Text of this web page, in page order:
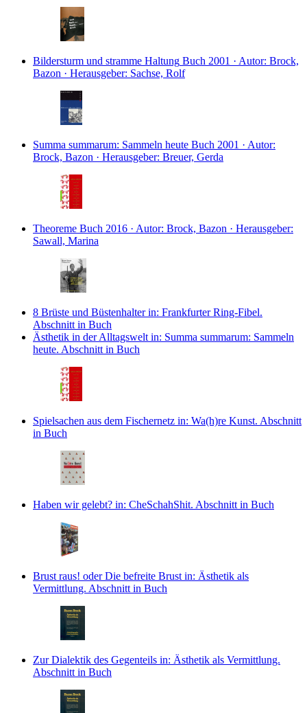
Bildersturm und stramme Haltung Buch 2001 · Autor: Brock,
Bazon · Herausgeber: Sachse, Rolf
Summa summarum: Sammeln heute Buch 2001 · Autor:
Brock, Bazon · Herausgeber: Breuer, Gerda
Theoreme Buch 2016 · Autor: Brock, Bazon · Herausgeber:
Sawall, Marina
8 Brüste und Büstenhalter in: Frankfurter Ring-Fibel.
Abschnitt in Buch
Ästhetik in der Alltagswelt in: Summa summarum: Sammeln
heute. Abschnitt in Buch
Spielsachen aus dem Fischernetz in: Wa(h)re Kunst. Abschnitt
in Buch
Haben wir gelebt? in: CheSchahShit. Abschnitt in Buch
Brust raus! oder Die befreite Brust in: Ästhetik als
Vermittlung. Abschnitt in Buch
Zur Dialektik des Gegenteils in: Ästhetik als Vermittlung.
Abschnitt in Buch